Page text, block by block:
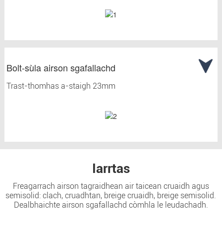
Bolt-sùla airson sgafallachd
Trast-thomhas a-staigh 23mm
Iarrtas
Freagarrach airson tagraidhean air taicean cruaidh agus
semisolid: clach, cruadhtan, breige cruaidh, breige semisolid.
Dealbhaichte airson sgafallachd còmhla le leudachadh.